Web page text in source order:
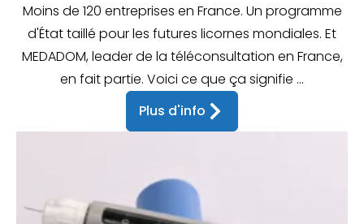
Moins de 120 entreprises en France. Un programme
d'État taillé pour les futures licornes mondiales. Et
MEDADOM, leader de la téléconsultation en France,
en fait partie. Voici ce que ça signifie ...
Plus d'info